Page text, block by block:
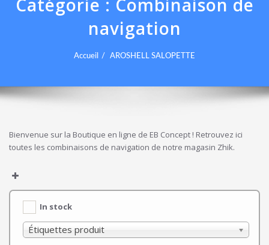
Catégorie : Combinaison de
navigation
Accueil AROSHELL SALOPETTE
Bienvenue sur la Boutique en ligne de EB Concept ! Retrouvez ici
toutes les combinaisons de navigation de notre magasin Zhik.
In stock
Étiquettes produit